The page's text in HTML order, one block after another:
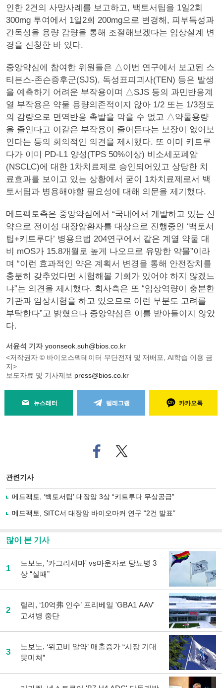
인한 2건의 사망사례를 보고하고, 백토서팁을 1일2회
300mg 투여에서 1일2회 200mg으로 변경해, 피부독성과
간독성을 용량 감량을 통해 조절해보겠다는 임상설계 변
경을 신청한 바 있다.
중앙약심에 참여한 위원들은 △이번 연구에서 보고된 스
티븐스-존슨증후군(SJS), 독성표피괴사(TEN) 등은 발생
을 예측하기 어려운 부작용이며 △SJS 등의 과민반응계
열 부작용은 약물 용량의존적이지 않아 1/2 또는 1/3정도
의 감량으로 면역반응 촉발을 막을 수 없고 △약물용량
을 줄인다고 이같은 부작용이 줄어든다는 보장이 없어보
인다는 등의 회의적인 의견을 제시했다. 또 이미 키트루
다가 이미 PD-L1 양성(TPS 50%이상) 비소세포폐암
(NSCLC)에 대한 1차치료제로 승인되어있고 상당한 치
료효과를 보이고 있는 상황에서 굳이 1차치료제로서 백
토서팁과 병용해야할 필요성에 대해 의문을 제기했다.
메드팩토측은 중앙약심에서 “국내에서 개발하고 있는 신
약으로 전이성 대장암환자를 대상으로 진행중인 ‘백토서
팁+키트루다’ 병용요법 204연구에서 같은 계열 약물 대
비 mOS가 15.8개월로 높게 나오므로 유망한 약물”이라
며 “이런 효과적인 약은 계획서 변경을 통해 안전장치를
충분히 갖추었다면 시험해볼 기회가 있어야 하지 않겠느
냐”는 의견을 제시했다. 회사측은 또 “임상역량이 충분한
기관과 임상시험을 하고 있으므로 이런 부분도 고려를
부탁한다”고 밝혔으나 중앙약심은 이를 받아들이지 않았
다.
서윤석 기자 yoonseok.suh@bios.co.kr
<저작권자 © 바이오스펙테이터 무단전재 및 재배포, AI학습 이용 금
지>
보도자료 및 기사제보 press@bios.co.kr
뉴스레터 텔레그램 카카오톡
페
이
로
기
사
기
트위
터로
관련기사
메드팩토, ‘백토서팁’ 대장암 3상 “키트루다 무상공급”
메드팩토, SITC서 대장암 바이오마커 연구 “2건 발표”
많이 본 기사
1
노보노, '카그리세마' vs마운자로 당뇨병 3
상 “실패”
2
릴리, ‘10억弗 인수’ 프리베일 'GBA1 AAV'
고셔병 중단
3
노보노, ‘위고비 알약’ 매출증가 “시장 기대
못미쳐”